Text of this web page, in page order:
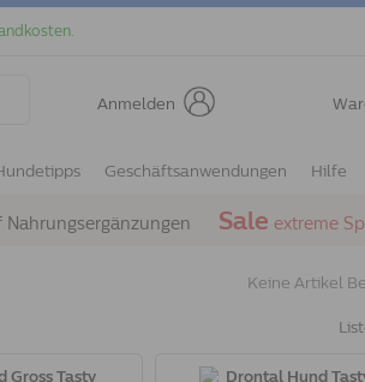
Anmelden
Geschäftsanwendungen Hilfe
Nahrungsergänzungen Sale extreme
Keine Artikel